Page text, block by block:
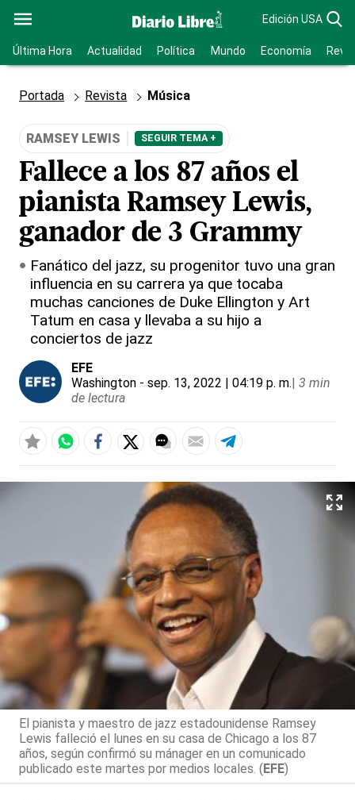
Edición USA
Última Hora Actualidad Política Mundo Economía
Portada Revista Música
RAMSEY LEWIS SEGUIR TEMA +
Fallece a los 87 años el
pianista Ramsey Lewis,
ganador de 3 Grammy
Fanático del jazz, su progenitor tuvo una gran
influencia en su carrera ya que tocaba
muchas canciones de Duke Ellington y Art
Tatum en casa y llevaba a su hijo a
conciertos de jazz
EFE
Washington - sep. 13, 2022 | 04:19 p. m.| 3 min
de lectura
El pianista y maestro de jazz estadounidense Ramsey
Lewis falleció el lunes en su casa de Chicago a los 87
años, según confirmó su mánager en un comunicado
publicado este martes por medios locales. (EFE)